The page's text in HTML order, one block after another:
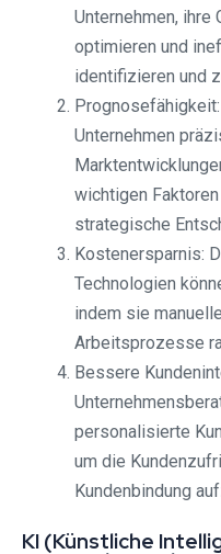
Unternehmen,
optimieren und
identifizieren und
Unternehmen
wichtigen
strategische
Kostenersparnis:
Technologien
indem sie
Arbeitsprozesse
Bessere
personalisierte
um die
Kundenbindung
KI (Künstliche